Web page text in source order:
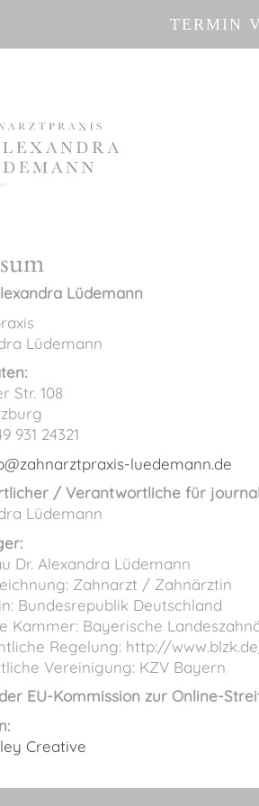
TERMIN
Lüdemann
Lüdemann
Str. 108
931 24321
luedemann.de
/ Verantwortliche für
Lüdemann
Dr. Alexandra Lüdemann
Zahnarzt / Zahnärztin
Bundesrepublik Deutschland
Kammer: Bayerische
Regelung: http://
Vereinigung: KZV Bayern
EU-Kommission zur Online-
Creative